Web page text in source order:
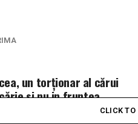
un torționar al cărui
si nu in fruntea
CLICK